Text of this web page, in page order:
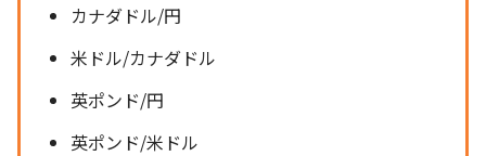
カナダドル/円
米ドル/カナダドル
英ポンド/円
英ポンド/米ドル